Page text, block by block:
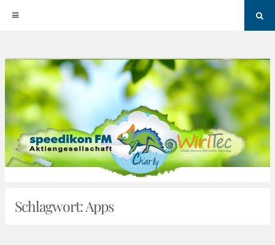
content
Schlagwort:Apps